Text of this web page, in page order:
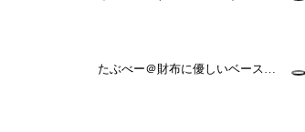
たぶべー＠財布に優しいベース用